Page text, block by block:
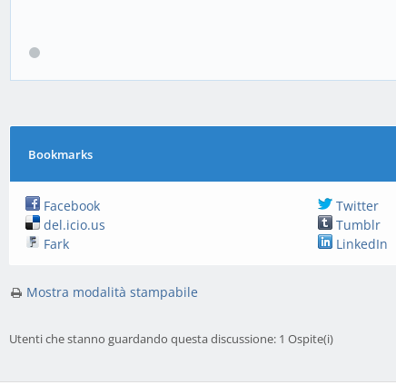
Bookmarks
Facebook Twitter
del.icio.us
Tumblr
Fark
LinkedIn
Mostra modalità stampabile
Utenti che stanno guardando questa discussione: 1 Ospite(i)